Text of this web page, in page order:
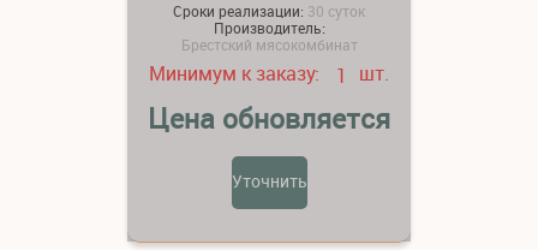
Сроки реализации: 30 суток
Производитель:
Брестский мясокомбинат
Минимум к заказу: 1 шт.
Цена обновляется
Уточнить